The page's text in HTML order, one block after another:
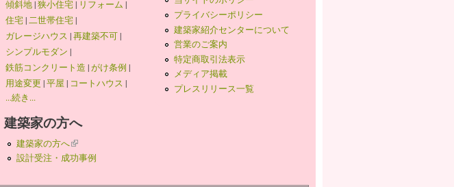
傾斜地|狭小住宅| リフォーム |
住宅|二世帯住宅|
ガレージハウス |再建築不可|
シンプルモダン |
鉄筋コンクリート造 |がけ条例 |
用途変更 |平屋 | コートハウス |
...続き...
建築家の方へ
建築家の方へ(link is external)
設計受注・成功事例
プライバシーポリシー
建築家紹介センターについて
営業のご案内
特定商取引法表示
メディア掲載
プレスリリース一覧